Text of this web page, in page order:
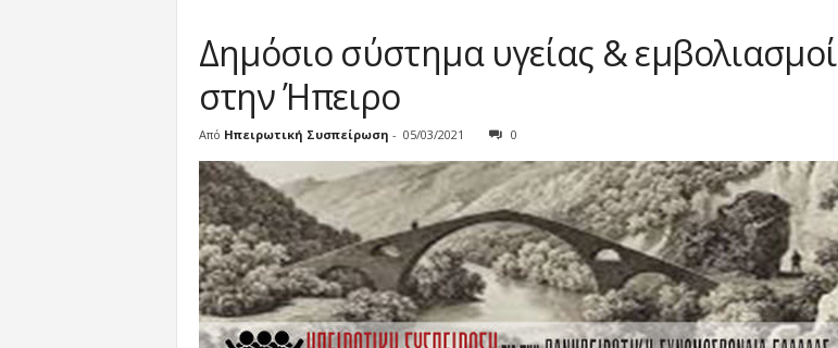
Δημόσιο σύστημα υγείας & εμβολιασμοί
στην Ήπειρο
Από Ηπειρωτική Συσπείρωση - 05/03/2021 0